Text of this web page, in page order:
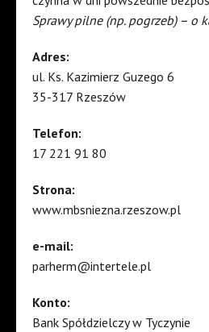
Sprawy pilne (np. pogrzeb) – o
Adres:
ul. Ks. Kazimierz Guzego 6
35-317 Rzeszów
Telefon:
17 221 91 80
Strona:
www.mbsniezna.rzeszow.pl
e-mail:
parherm@intertele.pl
Konto:
Bank Spółdzielczy w Tyczynie